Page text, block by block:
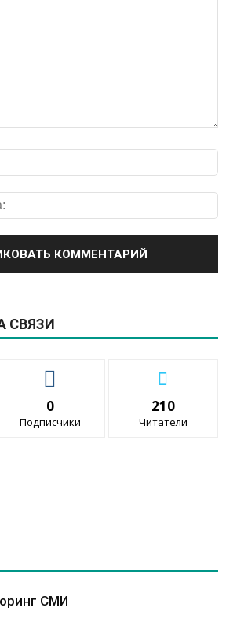
СВЯЗИ
0
Подписчики
210
Читатели
СМИ